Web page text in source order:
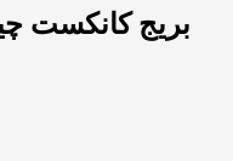
بریج کانکست